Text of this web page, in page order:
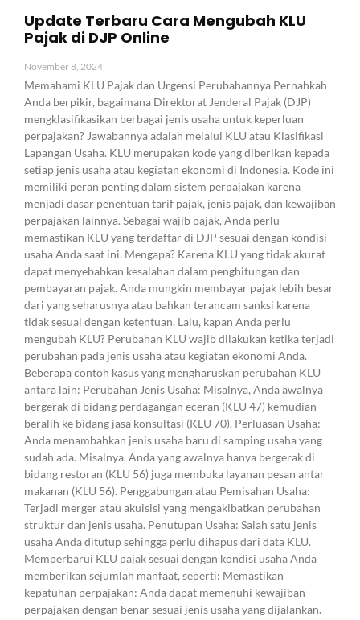
Update Terbaru Cara Mengubah KLU
Pajak di DJP Online
November 8, 2024
Memahami KLU Pajak dan Urgensi Perubahannya Pernahkah
Anda berpikir, bagaimana Direktorat Jenderal Pajak (DJP)
mengklasifikasikan berbagai jenis usaha untuk keperluan
perpajakan? Jawabannya adalah melalui KLU atau Klasifikasi
Lapangan Usaha. KLU merupakan kode yang diberikan kepada
setiap jenis usaha atau kegiatan ekonomi di Indonesia. Kode ini
memiliki peran penting dalam sistem perpajakan karena
menjadi dasar penentuan tarif pajak, jenis pajak, dan kewajiban
perpajakan lainnya. Sebagai wajib pajak, Anda perlu
memastikan KLU yang terdaftar di DJP sesuai dengan kondisi
usaha Anda saat ini. Mengapa? Karena KLU yang tidak akurat
dapat menyebabkan kesalahan dalam penghitungan dan
pembayaran pajak. Anda mungkin membayar pajak lebih besar
dari yang seharusnya atau bahkan terancam sanksi karena
tidak sesuai dengan ketentuan. Lalu, kapan Anda perlu
mengubah KLU? Perubahan KLU wajib dilakukan ketika terjadi
perubahan pada jenis usaha atau kegiatan ekonomi Anda.
Beberapa contoh kasus yang mengharuskan perubahan KLU
antara lain: Perubahan Jenis Usaha: Misalnya, Anda awalnya
bergerak di bidang perdagangan eceran (KLU 47) kemudian
beralih ke bidang jasa konsultasi (KLU 70). Perluasan Usaha:
Anda menambahkan jenis usaha baru di samping usaha yang
sudah ada. Misalnya, Anda yang awalnya hanya bergerak di
bidang restoran (KLU 56) juga membuka layanan pesan antar
makanan (KLU 56). Penggabungan atau Pemisahan Usaha:
Terjadi merger atau akuisisi yang mengakibatkan perubahan
struktur dan jenis usaha. Penutupan Usaha: Salah satu jenis
usaha Anda ditutup sehingga perlu dihapus dari data KLU.
Memperbarui KLU pajak sesuai dengan kondisi usaha Anda
memberikan sejumlah manfaat, seperti: Memastikan
kepatuhan perpajakan: Anda dapat memenuhi kewajiban
perpajakan dengan benar sesuai jenis usaha yang dijalankan.